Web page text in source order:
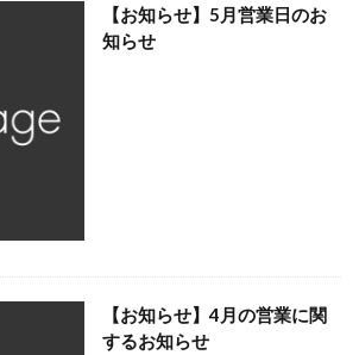
【お知らせ】5月営業日のお
知らせ
【お知らせ】4月の営業に関
するお知らせ